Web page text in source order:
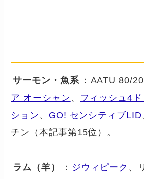
サーモン・魚系 ：AATU 80/20
ア オーシャン 、 フィッシュ4
ション 、 GO! センシティブLID
チン（本記事第15位）。
ラム（羊） ： ジウィピーク 、